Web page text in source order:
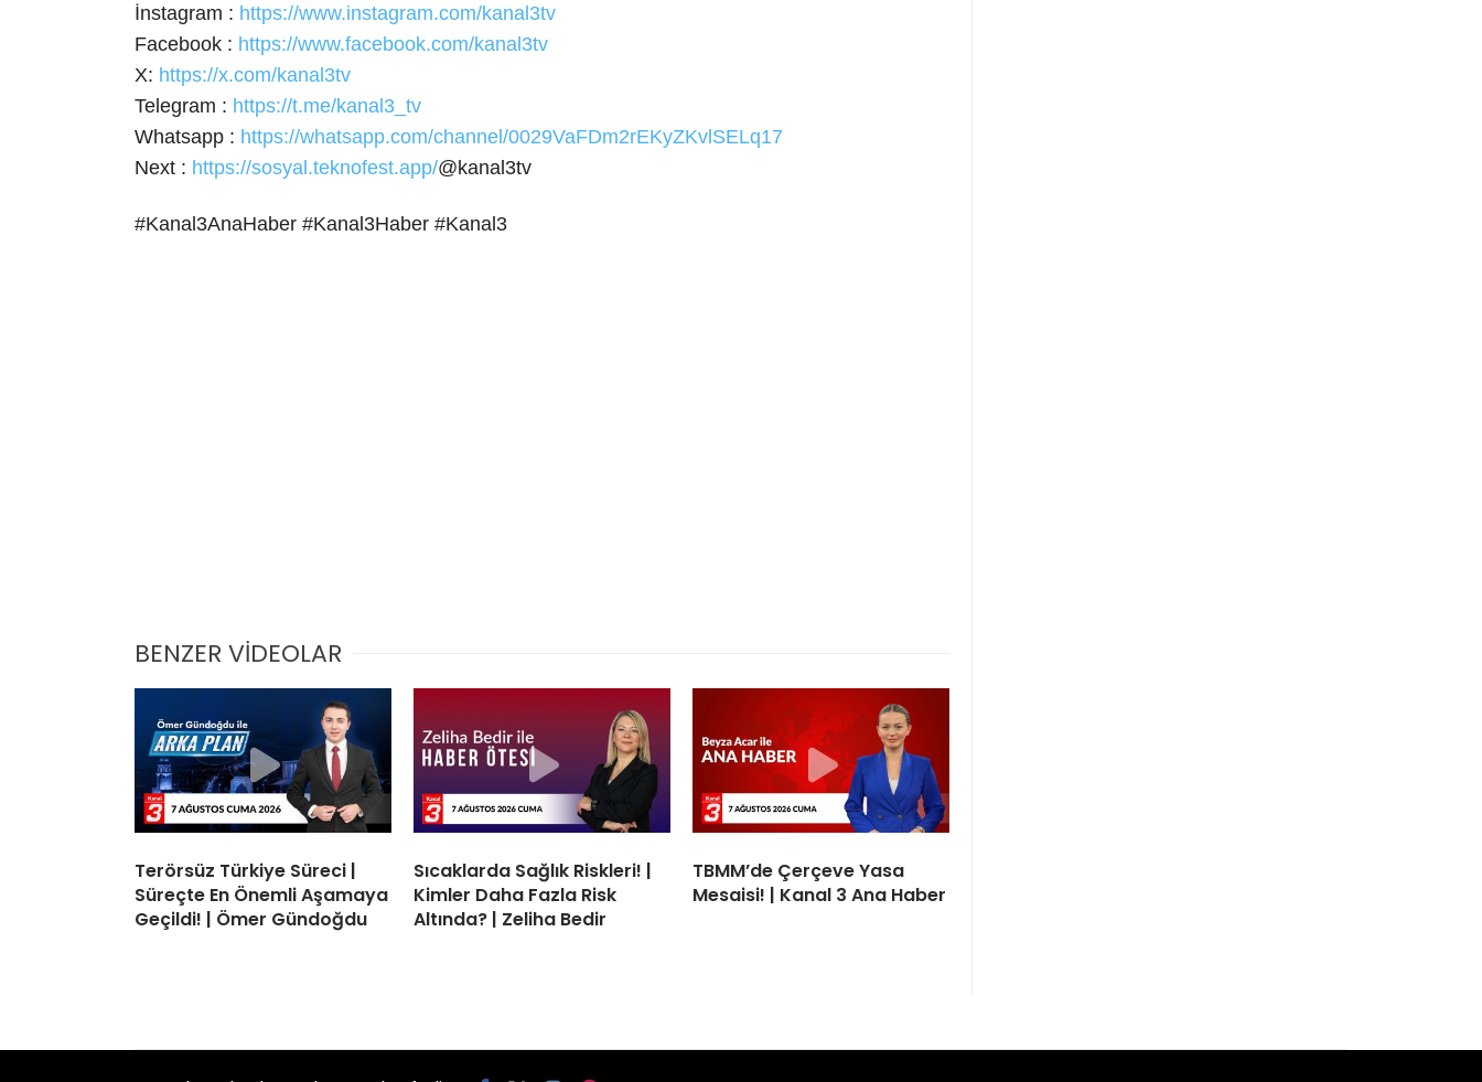
İnstagram : https://www.instagram.com/kanal3tv
Facebook : https://www.facebook.com/kanal3tv
X: https://x.com/kanal3tv
Telegram : https://t.me/kanal3_tv
Whatsapp : https://whatsapp.com/channel/0029VaFDm2rEKyZKvlSELq17
Next : https://sosyal.teknofest.app/@kanal3tv
#Kanal3AnaHaber #Kanal3Haber #Kanal3
BENZER VİDEOLAR
Terörsüz Türkiye Süreci |
Süreçte En Önemli Aşamaya
Geçildi! | Ömer Gündoğdu
Sıcaklarda Sağlık Riskleri! |
Kimler Daha Fazla Risk
Altında? | Zeliha Bedir
TBMM’de Çerçeve Yasa
Mesaisi! | Kanal 3 Ana Haber